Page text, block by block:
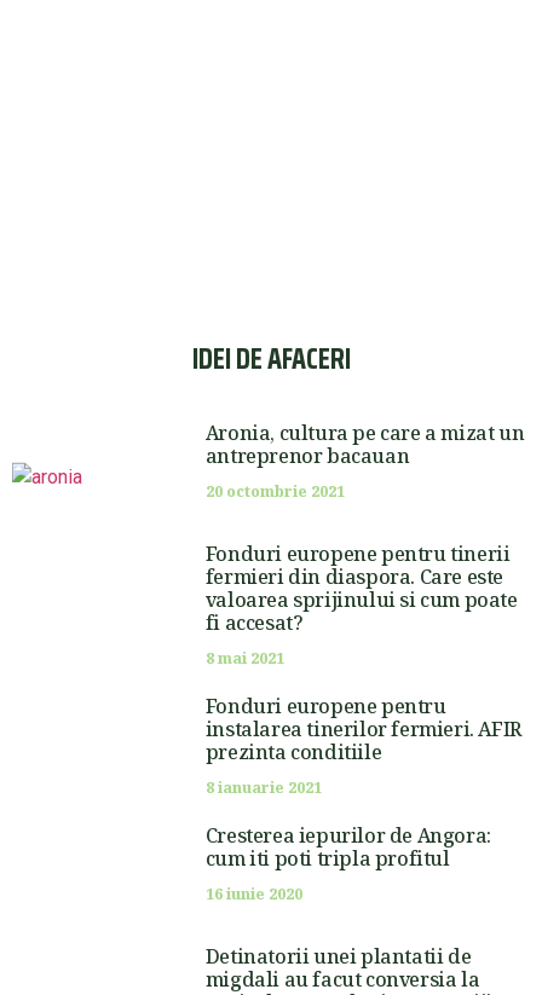
IDEI DE AFACERI
Aronia, cultura pe care a mizat un
antreprenor bacauan
20 octombrie 2021
Fonduri europene pentru tinerii
fermieri din diaspora. Care este
valoarea sprijinului si cum poate
fi accesat?
8 mai 2021
Fonduri europene pentru
instalarea tinerilor fermieri. AFIR
prezinta conditiile
8 ianuarie 2021
Cresterea iepurilor de Angora:
cum iti poti tripla profitul
16 iunie 2020
Detinatorii unei plantatii de
migdali au facut conversia la